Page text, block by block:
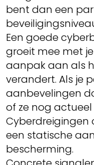
bent dan een
Een goede
groeit mee met
aanpak aan als
verandert. Als je
aanbevelingen
of ze nog actueel
Cyberdreigingen
een statische
bescherming.